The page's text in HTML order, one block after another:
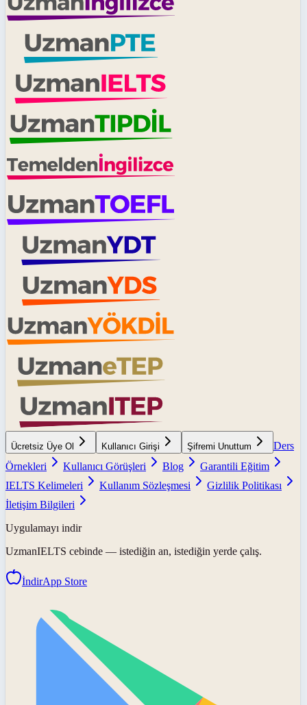
Ücretsiz Üye Ol Kullanıcı Girişi Şifremi Unuttum
Ders
Örnekleri
Kullanıcı Görüşleri Blog
Garantili Eğitim
IELTS Kelimeleri
Kullanım Sözleşmesi
Gizlilik Politikası
İletişim Bilgileri
Uygulamayı indir
UzmanIELTS cebinde — istediğin an, istediğin yerde çalış.
İndirApp Store